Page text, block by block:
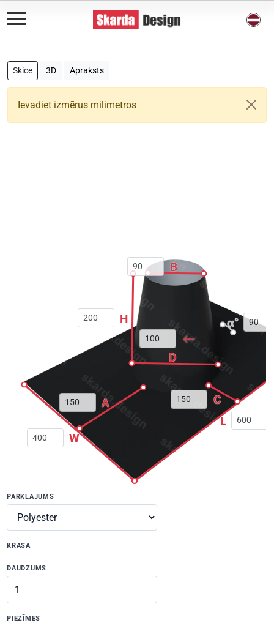
Skice 3D Apraksts
Ievadiet izmērus milimetros
D
B
W
L
α°
A C
H
PĀRKLĀJUMS
KRĀSA
DAUDZUMS
PIEZĪMES